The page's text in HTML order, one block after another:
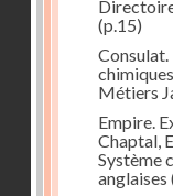
(p.15)
Consulat.
Métiers
Empire.
Chaptal,
Système
anglaises